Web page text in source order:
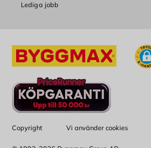
Lediga jobb
Copyright Vi använder cookies